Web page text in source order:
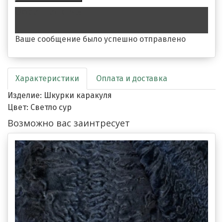
Ваше сообщение было успешно отправлено
Характеристики
Оплата и доставка
Изделие: Шкурки каракуля
Цвет: Светло сур
Возможно вас заинтресует